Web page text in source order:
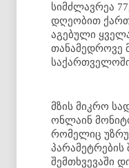
სიმძლავრეა
დღეობით
აგებული
თანამედროვე
მზის მიკრო
ონლაინ
რომელიც
პარამეტრების
შემთხვევაში